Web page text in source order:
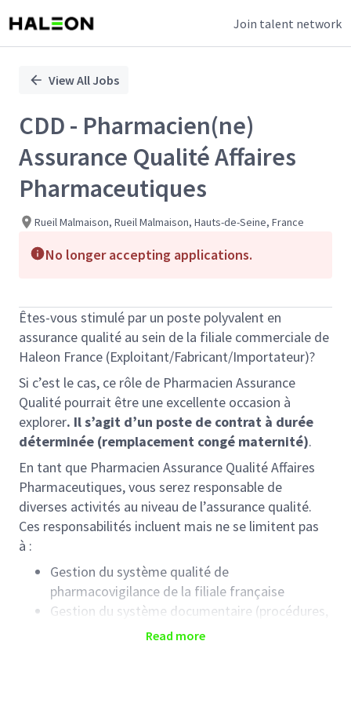
Join talent network
PositionView All Jobs
CDD - Pharmacien(ne)
Assurance Qualité Affaires
Pharmaceutiques
Rueil Malmaison, Rueil Malmaison, Hauts-de-Seine, France
No longer accepting applications.
Êtes-vous stimulé par un poste polyvalent en
assurance qualité au sein de la filiale commerciale de
Haleon France (Exploitant/Fabricant/Importateur)?
Si c’est le cas, ce rôle de Pharmacien Assurance
Qualité pourrait être une excellente occasion à
explorer. Il s’agit d’un poste de contrat à durée
déterminée (remplacement congé maternité).
En tant que Pharmacien Assurance Qualité Affaires
Pharmaceutiques, vous serez responsable de
diverses activités au niveau de l’assurance qualité.
Ces responsabilités incluent mais ne se limitent pas
à :
Gestion du système qualité de
pharmacovigilance de la filiale française
Gestion du système documentaire (procédures,
spécifications produits, protocoles spéciaux,
Read more